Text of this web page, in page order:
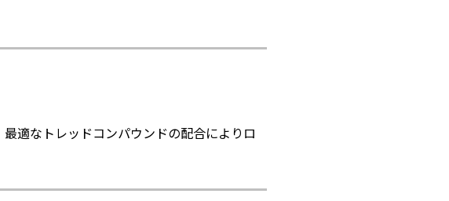
適なトレッドコンパウンドの配合によりロ